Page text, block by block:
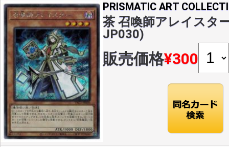
PRISMATIC ART
茶 召喚師アレイスタ
JP030)
販売価格¥300